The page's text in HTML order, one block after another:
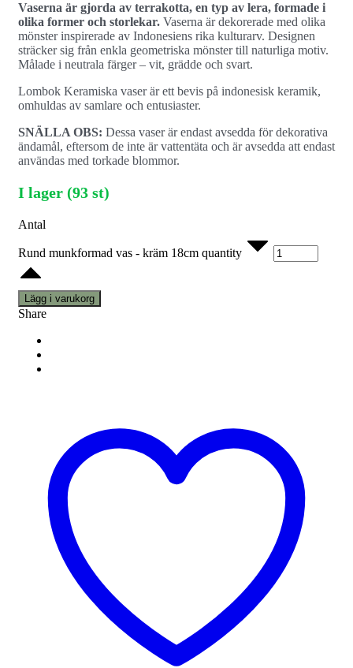
Vaserna är gjorda av terrakotta, en typ av lera, formade i
olika former och storlekar. Vaserna är dekorerade med olika
mönster inspirerade av Indonesiens rika kulturarv. Designen
sträcker sig från enkla geometriska mönster till naturliga motiv.
Målade i neutrala färger – vit, grädde och svart.
Lombok Keramiska vaser är ett bevis på indonesisk keramik,
omhuldas av samlare och entusiaster.
SNÄLLA OBS: Dessa vaser är endast avsedda för dekorativa
ändamål, eftersom de inte är vattentäta och är avsedda att endast
användas med torkade blommor.
I lager (93 st)
Antal
Rund munkformad vas - kräm 18cm quantity
Lägg i varukorg
Share